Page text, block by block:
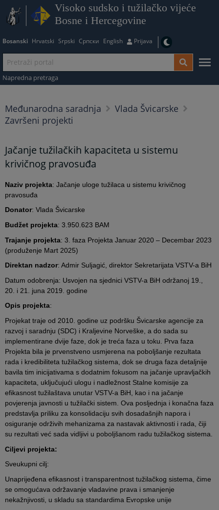
Visoko sudsko i tužilačko vijeće
Bosne i Hercegovine
Bosanski Hrvatski Srpski Српски English Prijava
Napredna pretraga
Međunarodna saradnja
Vlada Švicarske
Završeni projekti
Jačanje tužilačkih kapaciteta u sistemu
krivičnog pravosuđa
Naziv projekta: Jačanje uloge tužilaca u sistemu krivičnog
pravosuđa
Donator: Vlada Švicarske
Budžet projekta: 3.950.623 BAM
Trajanje projekta: 3. faza Projekta Januar 2020 – Decembar 2023
(produženje Mart 2025)
Direktan nadzor: Admir Suljagić, direktor Sekretarijata VSTV-a BiH
Datum odobrenja: Usvojen na sjednici VSTV-a BiH održanoj 19.,
20. i 21. juna 2019. godine
Opis projekta:
Projekat traje od 2010. godine uz podršku Švicarske agencije za
razvoj i saradnju (SDC) i Kraljevine Norveške, a do sada su
implementirane dvije faze, dok je treća faza u toku. Prva faza
Projekta bila je prvenstveno usmjerena na poboljšanje rezultata
rada i kredibiliteta tužilačkog sistema, dok se druga faza detaljnije
bavila tim inicijativama s dodatnim fokusom na jačanje upravljačkih
kapaciteta, uključujući ulogu i nadležnost Stalne komisije za
efikasnost tužilaštava unutar VSTV-a BiH, kao i na jačanje
povjerenja javnosti u tužilački sistem. Ova posljednja i konačna faza
predstavlja priliku za konsolidaciju svih dosadašnjih napora i
osiguranje održivih mehanizama za nastavak aktivnosti i rada, čiji
su rezultati već sada vidljivi u poboljšanom radu tužilačkog sistema.
Ciljevi projekta:
Sveukupni cilj:
Unaprijeđena efikasnost i transparentnost tužilačkog sistema, čime
se omogućava održavanje vladavine prava i smanjenje
nekažnjivosti, u skladu sa standardima Evropske unije